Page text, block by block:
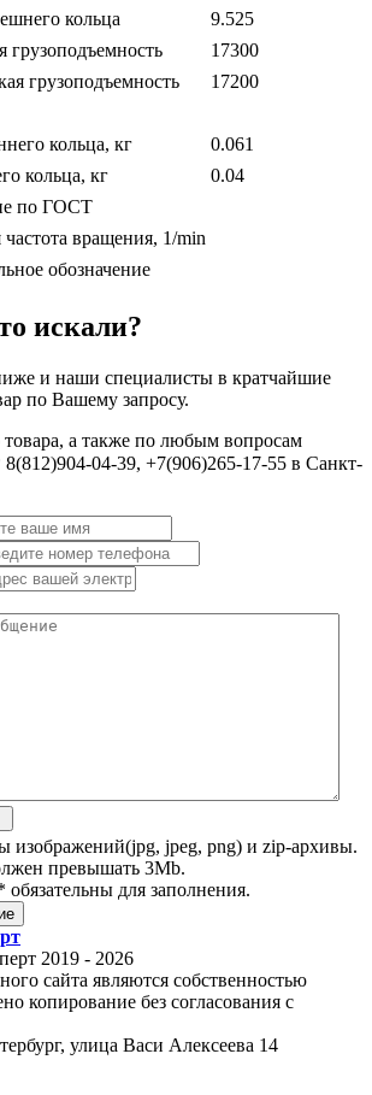
кольца
9.525
грузоподъемность
17300
грузоподъемность
17200
кольца, кг
0.061
кольца, кг
0.04
по ГОСТ
вращения, 1/min
обозначение
искали?
и наши специалисты в кратчайшие
по Вашему запросу.
товара, а также по любым вопросам
04-39, +7(906)265-17-55 в Санкт-
изображений(jpg, jpeg, png) и zip-архивы.
превышать 3Mb.
для заполнения.
2019 - 2026
сайта являются собственностью
копирование без согласования с
улица Васи Алексеева 14